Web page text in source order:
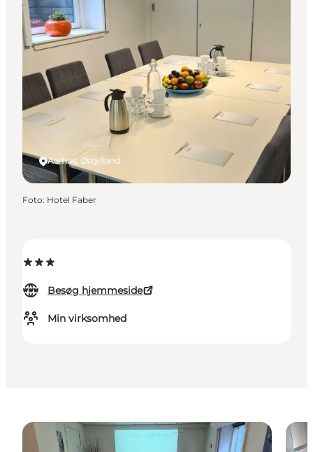
Besøg hjemmeside
Min virksomhed
Aarhus, Østjylland
Foto: Hotel Faber